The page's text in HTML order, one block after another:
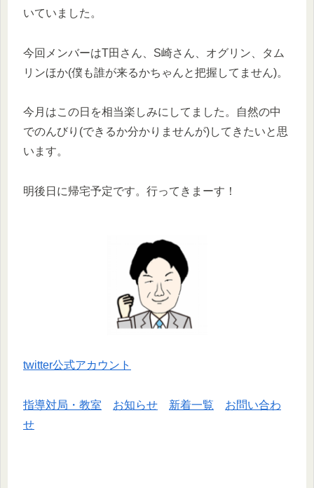
いていました。
今回メンバーはT田さん、S崎さん、オグリン、タム
リンほか(僕も誰が来るかちゃんと把握してません)。
今月はこの日を相当楽しみにしてました。自然の中
でのんびり(できるか分かりませんが)してきたいと思
います。
明後日に帰宅予定です。行ってきまーす！
twitter公式アカウント
指導対局・教室 お知らせ 新着一覧
お問い合わ
せ